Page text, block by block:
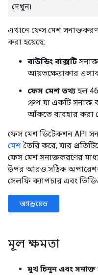
দেখুন৷
এখানে ফেস মেশ সনাক্তকরণ
করা হয়েছে:
বাউন্ডিং বাক্সটি
আয়তক্ষেত্রাকার
ফেস মেশ তথ্য হল
গ্রুপ যা একটি সনাক্ত
আঁকতে ব্যবহার করা
ফেস মেশ ডিটেকশন API
মেশ তৈরি করে, যার
ফেস মেশ সনাক্তকরণের
উপর আরও সঠিক অপারেশন
সেলফি ক্যাপচার এবং
অ্যান্ড্রয়েড
মূল ক্ষমতা
মুখ চিনুন এবং